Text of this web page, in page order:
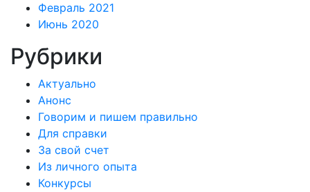
Февраль 2021
Июнь 2020
Рубрики
Актуально
Анонс
Говорим и пишем правильно
Для справки
За свой счет
Из личного опыта
Конкурсы